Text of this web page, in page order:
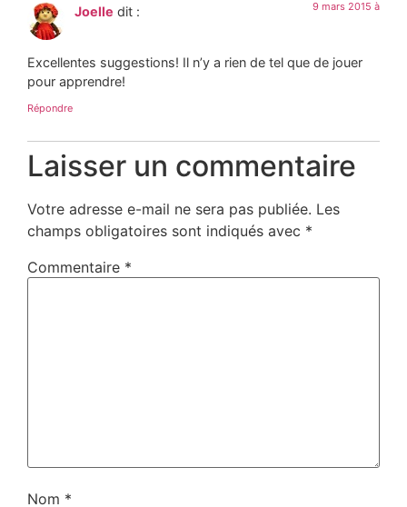
Joelle dit : 9 mars 2015 à
Excellentes suggestions! Il n’y a rien de tel que de jouer
pour apprendre!
Répondre
Laisser un commentaire
Votre adresse e-mail ne sera pas publiée. Les
champs obligatoires sont indiqués avec *
Commentaire *
Nom *